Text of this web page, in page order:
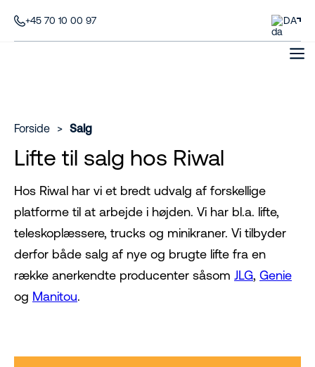
+45 70 10 00 97 DA
Forside > Salg
Lifte til salg hos Riwal
Hos Riwal har vi et bredt udvalg af forskellige
platforme til at arbejde i højden. Vi har bl.a. lifte,
teleskoplæssere, trucks og minikraner. Vi tilbyder
derfor både salg af nye og brugte lifte fra en
række anerkendte producenter såsom JLG, Genie
og Manitou.